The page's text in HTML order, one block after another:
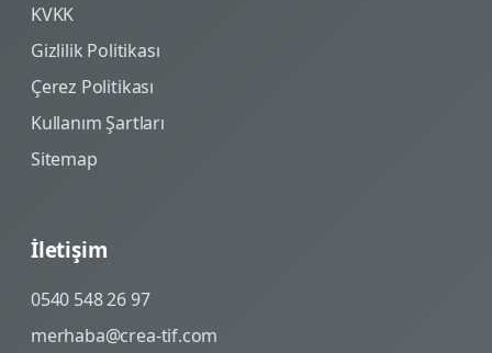
KVKK
Gizlilik Politikası
Çerez Politikası
Kullanım Şartları
Sitemap
İletişim
0540 548 26 97
merhaba@crea-tif.com